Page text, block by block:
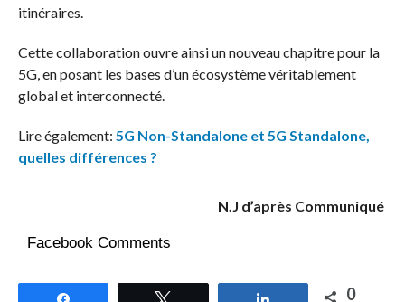
itinéraires.
Cette collaboration ouvre ainsi un nouveau chapitre pour la
5G, en posant les bases d’un écosystème véritablement
global et interconnecté.
Lire également: 5G Non-Standalone et 5G Standalone,
quelles différences ?
N.J d’après Communiqué
Facebook Comments
Partagez 0